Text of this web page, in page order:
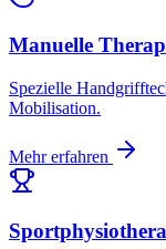
Manuelle
Spezielle
Mobilisation.
Mehr erfahren